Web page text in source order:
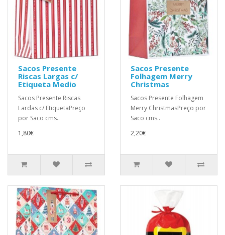
Sacos Presente
Riscas Largas c/
Etiqueta Medio
Sacos Presente Riscas
Lardas c/ EtiquetaPreço
por Saco cms..
1,80€
Sacos Presente
Folhagem Merry
Christmas
Sacos Presente Folhagem
Merry ChristmasPreço por
Saco cms..
2,20€